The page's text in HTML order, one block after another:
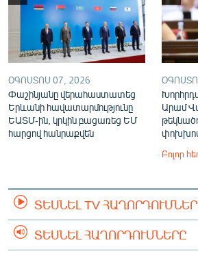
ՕԳՈՍՏՈՍ 07, 2026
Փաշինյանը վերահաստատեց
Երևանի հավատարմությունը
ԵԱՏՄ-ին, կրկին բացառեց ԵՄ
հարցով հանրաքվեն
Արամ
Բոլոր
ՏԵՍՆԵԼ TV
ՏԵՍՆԵԼ ՀԱՂՈՐԴՈՒՄՆԵՐԸ